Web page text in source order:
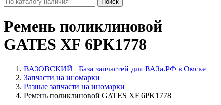
Поиск
Ремень поликлиновой
GATES XF 6PK1778
ВАЗОВСКИЙ - База-запчастей-для-ВАЗа.РФ в Омске
Запчасти на иномарки
Разные запчасти на иномарки
Ремень поликлиновой GATES XF 6PK1778